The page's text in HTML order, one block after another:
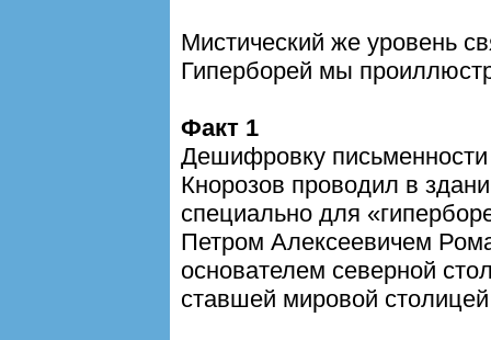
Мистический же уровень
Гиперборей мы
Факт 1
Дешифровку
Кнорозов проводил в
специально для
Петром Алексеевичем
основателем северной
ставшей мировой